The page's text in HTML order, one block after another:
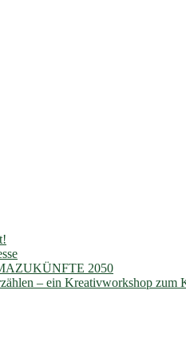
2050
– ein Kreativworkshop zum